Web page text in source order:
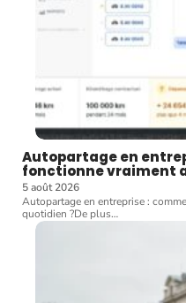
Autopartage en
fonctionne vraiment
5 août 2026
Autopartage en entreprise :
quotidien ?De plus…